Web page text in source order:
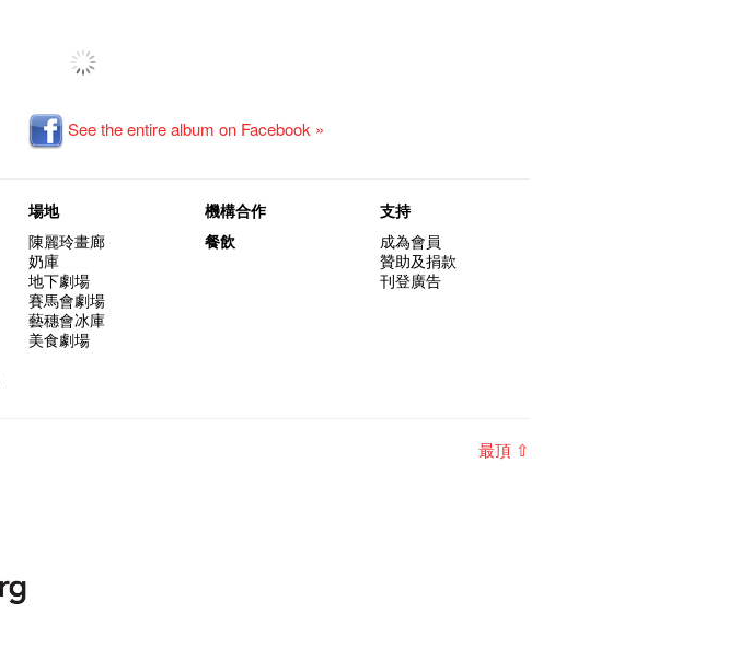
See the entire album on Facebook »
場地
陳麗玲畫廊
奶庫
地下劇場
賽馬會劇場
藝穗會冰庫
美食劇場
機構合作
餐飲
支持
成為會員
贊助及捐款
刊登廣告
最頂 ⇧